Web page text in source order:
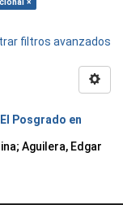
filtros avanzados
Posgrado en
; Aguilera, Edgar